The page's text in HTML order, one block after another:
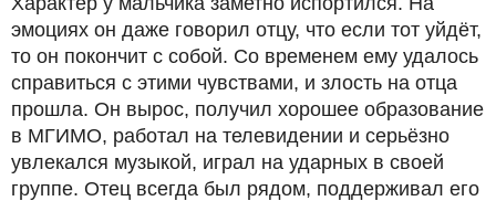
эмоциях он даже говорил отцу, что если тот уйдёт,
то он покончит с собой. Со временем ему удалось
справиться с этими чувствами, и злость на отца
прошла. Он вырос, получил хорошее образование
в МГИМО, работал на телевидении и серьёзно
увлекался музыкой, играл на ударных в своей
группе. Отец всегда был рядом, поддерживал его